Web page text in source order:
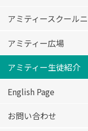
アミティースクール
アミティー広場
アミティー生徒紹介
English Page
お問い合わせ